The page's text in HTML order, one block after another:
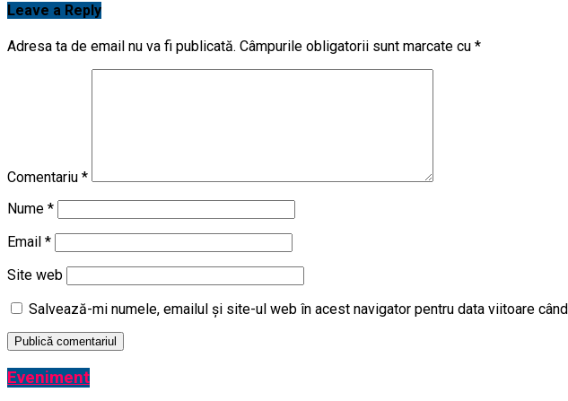
Leave a Reply
Adresa ta de email nu va fi publicată. Câmpurile obligatorii sunt marcate cu *
Comentariu *
Nume *
Email *
Site web
Salvează-mi numele, emailul și site-ul web în acest navigator pentru data viitoare
Eveniment